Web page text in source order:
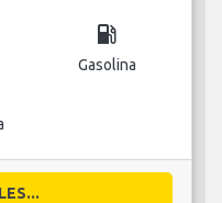
local_gas_station
Gasolina